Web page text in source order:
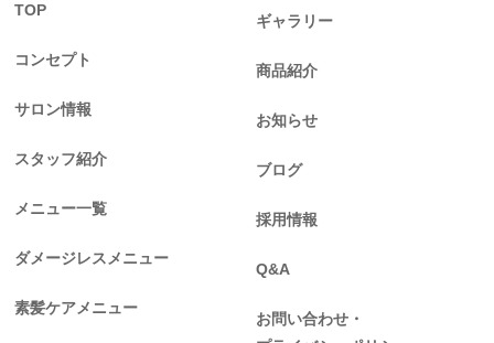
TOP
コンセプト
サロン情報
スタッフ紹介
メニュー一覧
ダメージレスメニュー
素髪ケアメニュー
ギャラリー
商品紹介
お知らせ
ブログ
採用情報
Q&A
お問い合わせ・